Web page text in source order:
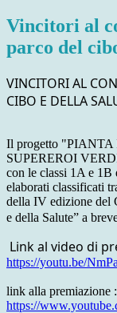
Vincitori al
parco del
VINCITORI AL
CIBO E DELLA
Il progetto
SUPEREROI
con le classi 1A e 1B
elaborati classificati
della IV edizione del
e della Salute” a
Link al video di
https://youtu.be/
link alla premiazione :
https://